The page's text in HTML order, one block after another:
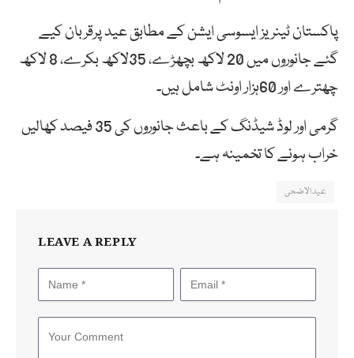
پاکستان ٹینریز ایسوسی ایشن کے مطابق عید پرقربان کیے
گئے جانوروں میں 20 لاکھ بچھڑے، 35لاکھ بکرے، 8 لاکھ
چھترے اور 60ہزار اونٹ شامل ہیں۔
گرمی اور لوڈ شیڈنگ کے باعث جانوروں کی 35 فیصد کھالیں
خراب ہونے کا تخمینہ ہے۔
عیدالاضحی
LEAVE A REPLY